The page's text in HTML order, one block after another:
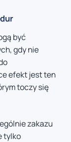
być
gdy nie
efekt jest ten
toczy się
zakazu
tylko